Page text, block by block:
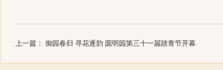
上一篇： 御园春归 寻花逐韵 圆明园第三十一届踏青节开幕